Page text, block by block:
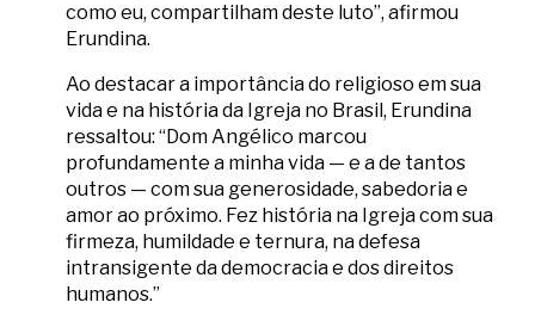
como eu, compartilham deste luto”, afirmou
Erundina.
Ao destacar a importância do religioso em sua
vida e na história da Igreja no Brasil, Erundina
ressaltou: “Dom Angélico marcou
profundamente a minha vida — e a de tantos
outros — com sua generosidade, sabedoria e
amor ao próximo. Fez história na Igreja com sua
firmeza, humildade e ternura, na defesa
intransigente da democracia e dos direitos
humanos.”